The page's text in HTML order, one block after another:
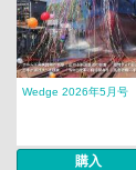
Wedge 2026年5月号
購入